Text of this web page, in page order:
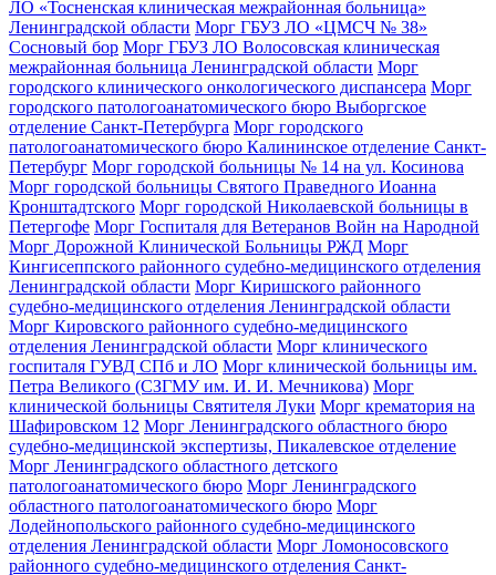
ЛО «Тосненская клиническая межрайонная больница»
Ленинградской области Морг ГБУЗ ЛО «ЦМСЧ № 38»
Сосновый бор Морг ГБУЗ ЛО Волосовская клиническая
межрайонная больница Ленинградской области Морг
городского клинического онкологического диспансера Морг
городского патологоанатомического бюро Выборгское
отделение Санкт-Петербурга Морг городского
патологоанатомического бюро Калининское отделение Санкт-
Петербург Морг городской больницы № 14 на ул. Косинова
Морг городской больницы Святого Праведного Иоанна
Кронштадтского Морг городской Николаевской больницы в
Петергофе Морг Госпиталя для Ветеранов Войн на Народной
Морг Дорожной Клинической Больницы РЖД Морг
Кингисеппского районного судебно-медицинского отделения
Ленинградской области Морг Киришского районного
судебно-медицинского отделения Ленинградской области
Морг Кировского районного судебно-медицинского
отделения Ленинградской области Морг клинического
госпиталя ГУВД СПб и ЛО Морг клинической больницы им.
Петра Великого (СЗГМУ им. И. И. Мечникова) Морг
клинической больницы Святителя Луки Морг крематория на
Шафировском 12 Морг Ленинградского областного бюро
судебно-медицинской экспертизы, Пикалевское отделение
Морг Ленинградского областного детского
патологоанатомического бюро Морг Ленинградского
областного патологоанатомического бюро Морг
Лодейнопольского районного судебно-медицинского
отделения Ленинградской области Морг Ломоносовского
районного судебно-медицинского отделения Санкт-